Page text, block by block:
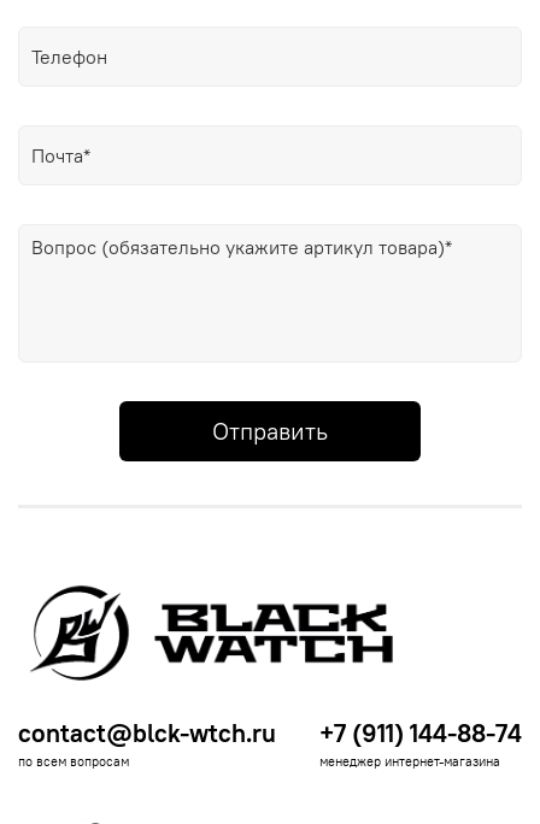
Отправить
contact@blck-wtch.ru
по всем вопросам
+7 (911) 144-88-74
менеджер интернет-магазина